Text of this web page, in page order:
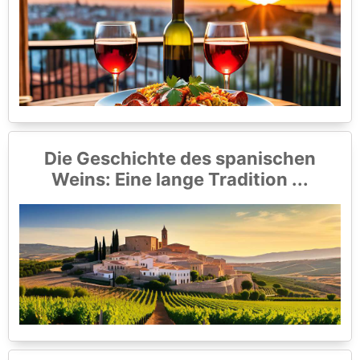
Die Geschichte des spanischen
Weins: Eine lange Tradition ...